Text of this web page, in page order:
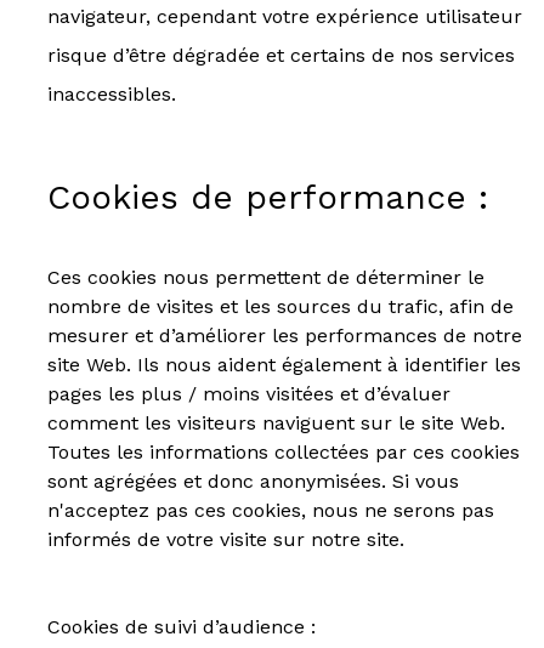
navigateur, cependant votre expérience utilisateur
risque d’être dégradée et certains de nos services
inaccessibles.
Cookies de performance :
Ces cookies nous permettent de déterminer le
nombre de visites et les sources du trafic, afin de
mesurer et d’améliorer les performances de notre
site Web. Ils nous aident également à identifier les
pages les plus / moins visitées et d’évaluer
comment les visiteurs naviguent sur le site Web.
Toutes les informations collectées par ces cookies
sont agrégées et donc anonymisées. Si vous
n'acceptez pas ces cookies, nous ne serons pas
informés de votre visite sur notre site.
Cookies de suivi d’audience :